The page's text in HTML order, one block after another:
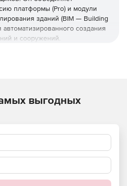
платформы (Pro) и модули
зданий (BIM — Building
создания
и сооружений.
водоснабжению и
обеспечивая интеграцию в
моделирования
Classes).
Инженерия для
разработки инженерных
выгодных